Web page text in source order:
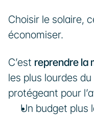
Choisir le solaire,
économiser.
C’est reprendre la
les plus lourdes
protégeant pour
Un budget plus